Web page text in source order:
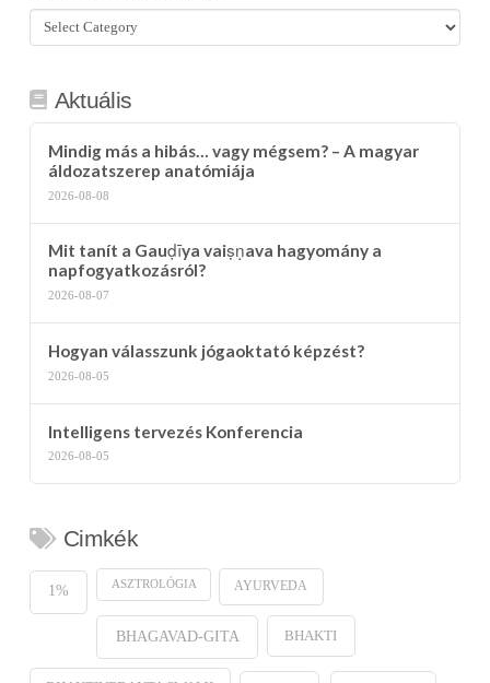
Összes
kategória
Aktuális
Mindig más a hibás… vagy mégsem? – A magyar
áldozatszerep anatómiája
2026-08-08
Mit tanít a Gauḍīya vaiṣṇava hagyomány a
napfogyatkozásról?
2026-08-07
Hogyan válasszunk jógaoktató képzést?
2026-08-05
Intelligens tervezés Konferencia
2026-08-05
Cimkék
1% ASZTROLÓGIA AYURVEDA
BHAGAVAD-GITA BHAKTI